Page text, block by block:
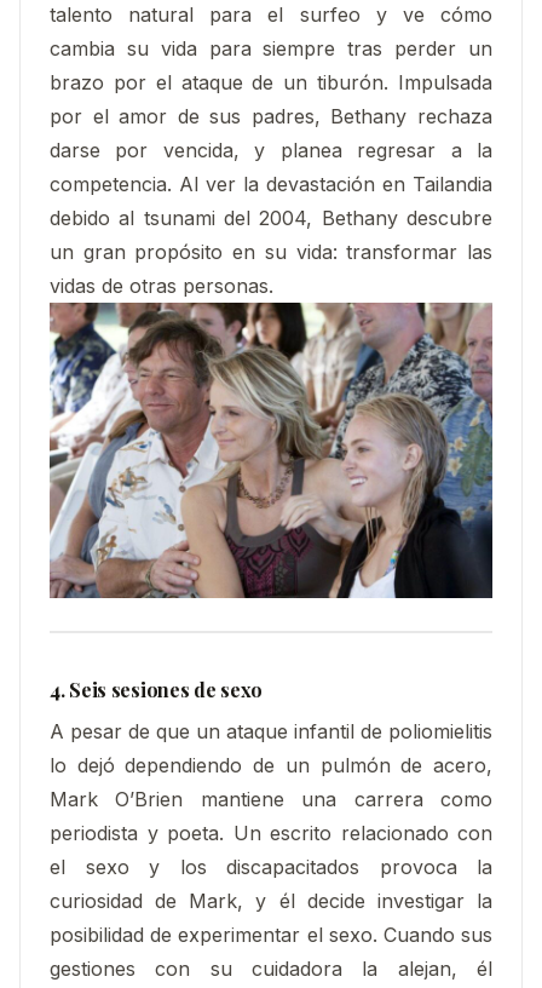
talento natural para el surfeo y ve cómo
cambia su vida para siempre tras perder un
brazo por el ataque de un tiburón. Impulsada
por el amor de sus padres, Bethany rechaza
darse por vencida, y planea regresar a la
competencia. Al ver la devastación en Tailandia
debido al tsunami del 2004, Bethany descubre
un gran propósito en su vida: transformar las
vidas de otras personas.
4. Seis sesiones de sexo
A pesar de que un ataque infantil de poliomielitis
lo dejó dependiendo de un pulmón de acero,
Mark O’Brien mantiene una carrera como
periodista y poeta. Un escrito relacionado con
el sexo y los discapacitados provoca la
curiosidad de Mark, y él decide investigar la
posibilidad de experimentar el sexo. Cuando sus
gestiones con su cuidadora la alejan, él